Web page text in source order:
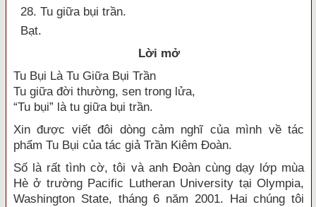
28. Tu giữa bụi trần.
Bạt.
Lời mở
Tu Bụi Là Tu Giữa Bụi Trần
Tu giữa đời thường, sen trong lửa,
“Tu bụi” là tu giữa bụi trần.
Xin được viết đôi dòng cảm nghĩ của mình về tác
phẩm Tu Bụi của tác giả Trần Kiêm Đoàn.
Số là rất tình cờ, tôi và anh Đoàn cùng dạy lớp mùa
Hè ở trường Pacific Lutheran University tại Olympia,
Washington State, tháng 6 năm 2001. Hai chúng tôi